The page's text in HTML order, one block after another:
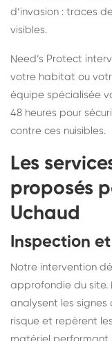
d’invasion : traces
visibles.
Need’s Protect
votre habitat ou
équipe spécialisée
48 heures pour
contre ces nuisibles.
Les
proposés
Uchaud
Inspection
Notre intervention
approfondie du site.
analysent les signes
risque et repèrent